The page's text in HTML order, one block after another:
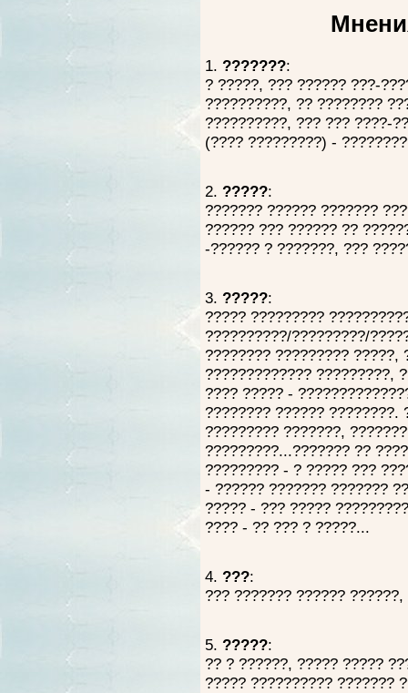
1. ???????:
? ?????, ??? ?????? ???-
??????????, ?? ????????
??????????, ??? ??? ????-
(???? ?????????) -
2. ?????:
??????? ?????? ???????
?????? ??? ?????? ??
-?????? ? ???????, ???
3. ?????:
????? ?????????
??????????/?????????/
???????? ????????? ?????,
????????????? ?????????,
???? ????? -
???????? ?????? ????????.
????????? ???????,
?????????...??????? ??
????????? - ? ????? ???
- ?????? ??????? ???????
????? - ??? ?????
???? - ?? ??? ? ?????...
4. ???:
??? ??????? ??????
5. ?????:
?? ? ??????, ????? ?????
????? ?????????? ???????